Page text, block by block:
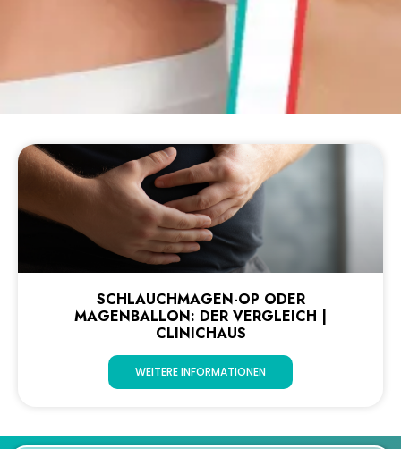
SCHLAUCHMAGEN-OP ODER
MAGENBALLON: DER VERGLEICH |
CLINICHAUS
WEITERE INFORMATIONEN